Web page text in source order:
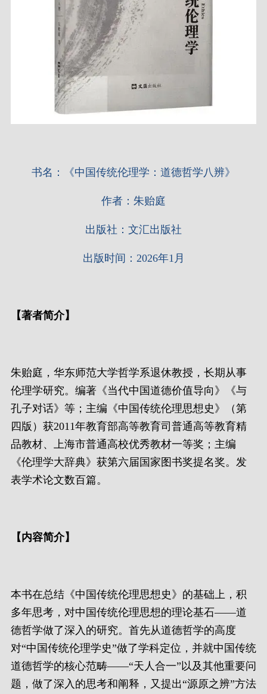
书名：《中国传统伦理学：道德哲学八辨》
作者：朱贻庭
出版社： 文汇出版社
出版时间： 2026年1月
【著者简介】
朱贻庭，华东师范大学哲学系退休教授，长期从事
伦理学研究。编著《当代中国道德价值导向》《与
孔子对话》等；主编《中国传统伦理思想史》（第
四版）获2011年教育部高等教育司普通高等教育精
品教材、上海市普通高校优秀教材一等奖；主编
《伦理学大辞典》获第六届国家图书奖提名奖。发
表学术论文数百篇。
【内容简介】
本书在总结《中国传统伦理思想史》的基础上，积
多年思考，对中国传统伦理思想的理论基石——道
德哲学做了深入的研究。首先从道德哲学的高度
对“中国传统伦理学史”做了学科定位，并就中国传统
道德哲学的核心范畴——“天人合一”以及其他重要问
题，做了深入的思考和阐释，又提出“源原之辨”方法